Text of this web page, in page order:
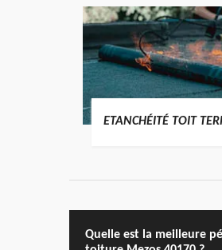
ETANCHÉITÉ TOIT
Quelle est la meilleure